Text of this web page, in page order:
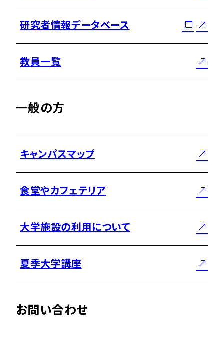
研究者情報データベース
教員一覧
一般の方
キャンパスマップ
食堂やカフェテリア
大学施設の利用について
夏季大学講座
お問い合わせ